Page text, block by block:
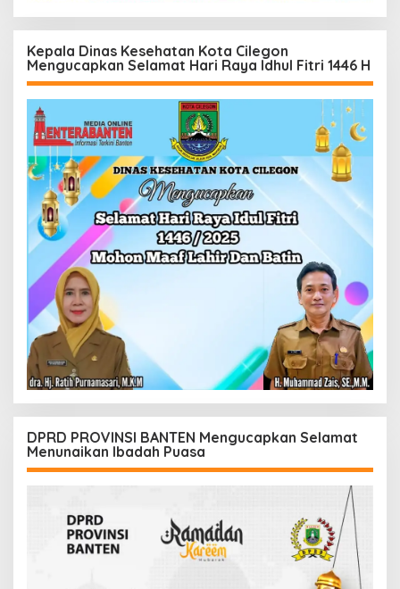
Kepala Dinas Kesehatan Kota Cilegon
Mengucapkan Selamat Hari Raya Idhul Fitri 1446 H
DPRD PROVINSI BANTEN Mengucapkan Selamat
Menunaikan Ibadah Puasa